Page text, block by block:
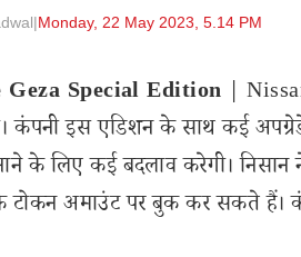
|Monday, 22 May 2023, 5.14 PM
Special Edition |
कंपनी इस एडिशन के साथ कई
के लिए कई बदलाव करेगी। निसान
अमाउंट पर बुक कर सकते हैं।